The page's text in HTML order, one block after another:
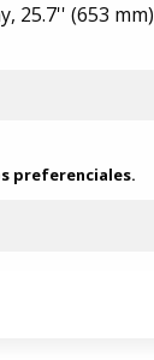
25.7'' (653
preferenciales.